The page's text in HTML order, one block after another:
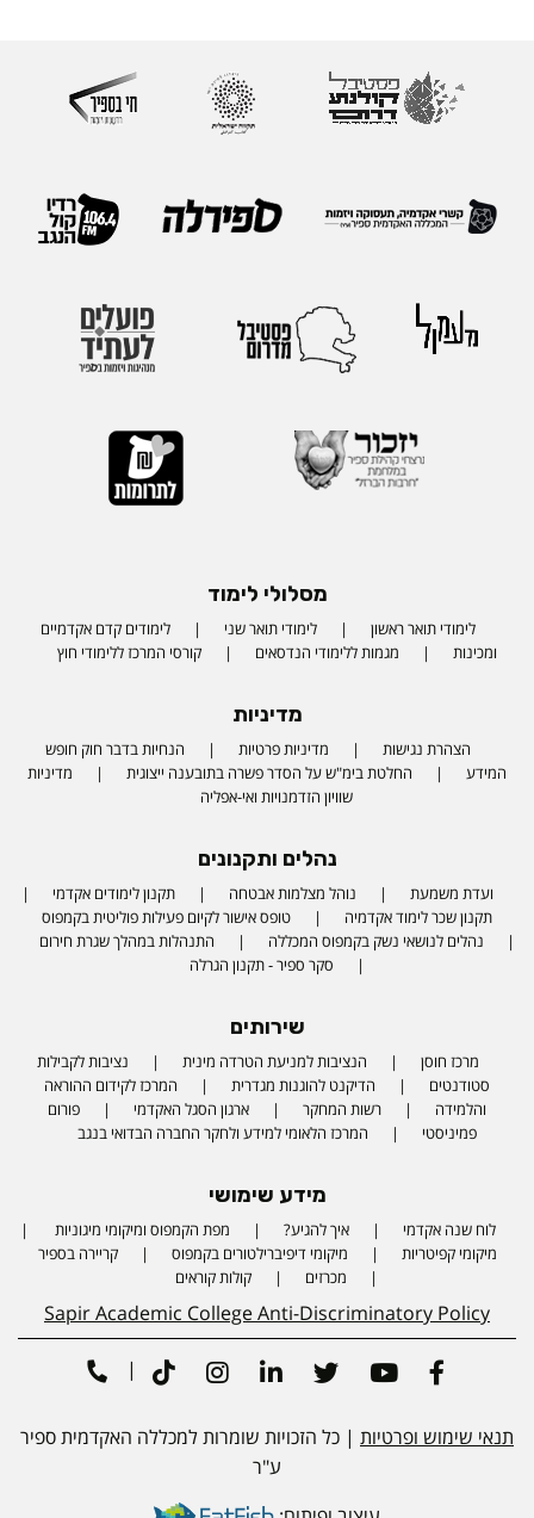
מסלולי לימוד
לימודי תואר ראשון לימודי תואר שני
לימודים קדם אקדמיים
ומכינות
מגמות ללימודי הנדסאים קורסי המרכז ללימודי חוץ
מדיניות
הצהרת נגישות מדיניות פרטיות
הנחיות בדבר חוק חופש
המידע
החלטת בימ"ש על הסדר פשרה בתובענה ייצוגית
מדיניות
שוויון הזדמנויות ואי-אפליה
נהלים ותקנונים
ועדת משמעת נוהל מצלמות אבטחה
תקנון לימודים אקדמי
תקנון שכר לימוד אקדמיה
טופס אישור לקיום פעילות פוליטית בקמפוס
נהלים לנושאי נשק בקמפוס המכללה
התנהלות במהלך שגרת חירום
סקר ספיר - תקנון הגרלה
שירותים
מרכז חוסן הנציבות למניעת הטרדה מינית
נציבות לקבילות
סטודנטים
הדיקנט להוגנות מגדרית
המרכז לקידום ההוראה
והלמידה
רשות המחקר ארגון הסגל האקדמי
פורום
פמיניסטי
המרכז הלאומי למידע ולחקר החברה הבדואי בנגב
מידע שימושי
לוח שנה אקדמי איך להגיע?
מפת הקמפוס ומיקומי מיגוניות
מיקומי קפיטריות
מיקומי דיפיברילטורים בקמפוס
קריירה בספיר
מכרזים
קולות קוראים
Sapir Academic College Anti-Discriminatory Policy
תנאי שימוש ופרטיות | כל הזכויות שומרות למכללה האקדמית ספיר
ע"ר
Facebook
Youtube
Twitter
Linkedin
Instagram
Tiktok
|
Phone number